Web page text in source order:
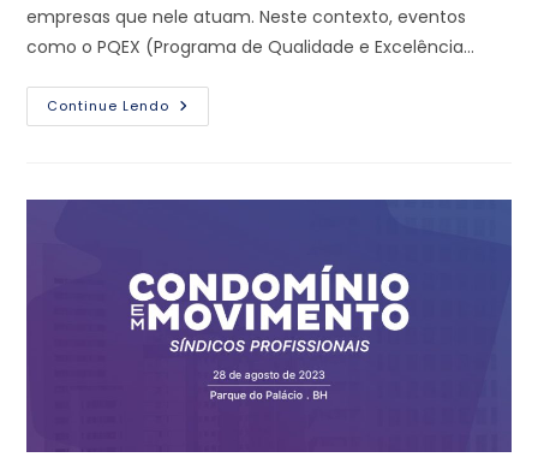
empresas que nele atuam. Neste contexto, eventos
como o PQEX (Programa de Qualidade e Excelência…
Continue Lendo